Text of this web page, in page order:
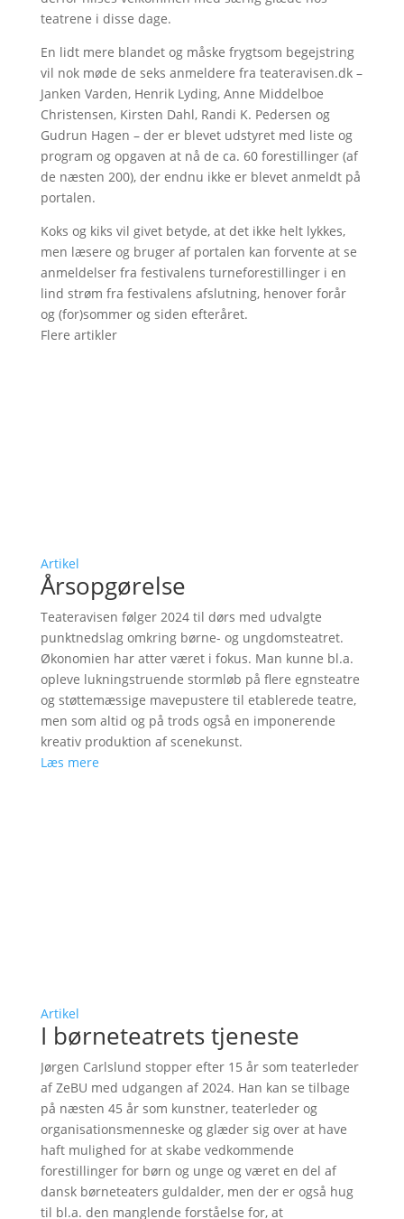
teatrene i disse dage.
En lidt mere blandet og måske frygtsom begejstring
vil nok møde de seks anmeldere fra teateravisen.dk –
Janken Varden, Henrik Lyding, Anne Middelboe
Christensen, Kirsten Dahl, Randi K. Pedersen og
Gudrun Hagen – der er blevet udstyret med liste og
program og opgaven at nå de ca. 60 forestillinger (af
de næsten 200), der endnu ikke er blevet anmeldt på
portalen.
Koks og kiks vil givet betyde, at det ikke helt lykkes,
men læsere og bruger af portalen kan forvente at se
anmeldelser fra festivalens turneforestillinger i en
lind strøm fra festivalens afslutning, henover forår
og (for)sommer og siden efteråret.
Flere artikler
Artikel
Årsopgørelse
Teateravisen følger 2024 til dørs med udvalgte
punktnedslag omkring børne- og ungdomsteatret.
Økonomien har atter været i fokus. Man kunne bl.a.
opleve lukningstruende stormløb på flere egnsteatre
og støttemæssige mavepustere til etablerede teatre,
men som altid og på trods også en imponerende
kreativ produktion af scenekunst.
Læs mere
Artikel
I børneteatrets tjeneste
Jørgen Carlslund stopper efter 15 år som teaterleder
af ZeBU med udgangen af 2024. Han kan se tilbage
på næsten 45 år som kunstner, teaterleder og
organisationsmenneske og glæder sig over at have
haft mulighed for at skabe vedkommende
forestillinger for børn og unge og været en del af
dansk børneteaters guldalder, men der er også hug
til bl.a. den manglende forståelse for, at